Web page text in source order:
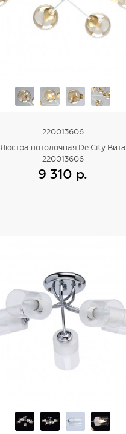
220013606
Люстра потолочная De City Вита
220013606
9 310 р.